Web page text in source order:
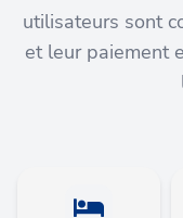
utilisateurs sont
et leur paiement